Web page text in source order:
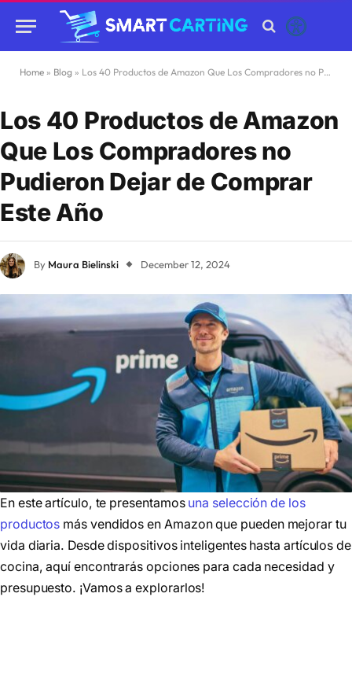
Home » Blog » Los 40 Productos de Amazon Que Los Compradores no Pudieron Dejar de Comprar Este Año
Los 40 Productos de Amazon
Que Los Compradores no
Pudieron Dejar de Comprar
Este Año
By Maura Bielinski December 12, 2024
En este artículo, te presentamos una selección de los
productos más vendidos en Amazon que pueden mejorar tu
vida diaria. Desde dispositivos inteligentes hasta artículos de
cocina, aquí encontrarás opciones para cada necesidad y
presupuesto. ¡Vamos a explorarlos!